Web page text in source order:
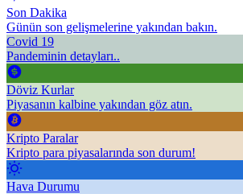
Son Dakika
Günün son gelişmelerine yakından bakın.
Covid 19
Pandeminin detayları..
Döviz Kurlar
Piyasanın kalbine yakından göz atın.
Kripto Paralar
Kripto para piyasalarında son durum!
Hava Durumu